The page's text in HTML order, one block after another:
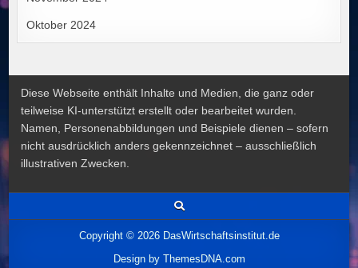
Oktober 2024
Diese Webseite enthält Inhalte und Medien, die ganz oder
teilweise KI-unterstützt erstellt oder bearbeitet wurden.
Namen, Personenabbildungen und Beispiele dienen – sofern
nicht ausdrücklich anders gekennzeichnet – ausschließlich
illustrativen Zwecken.
Copyright © 2026 DasWirtschaftsinstitut.de
Design by ThemesDNA.com